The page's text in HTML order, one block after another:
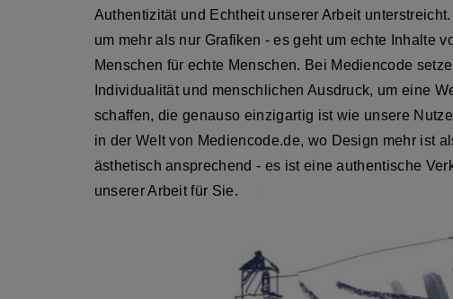
Authentizität und Echtheit unserer Arbeit
um mehr als nur Grafiken - es geht um echte Inhalte
Menschen für echte Menschen. Bei Mediencode
Individualität und menschlichen Ausdruck, um eine
schaffen, die genauso einzigartig ist wie unsere
in der Welt von Mediencode.de, wo Design mehr ist
ästhetisch ansprechend - es ist eine authentische
unserer Arbeit für Sie.